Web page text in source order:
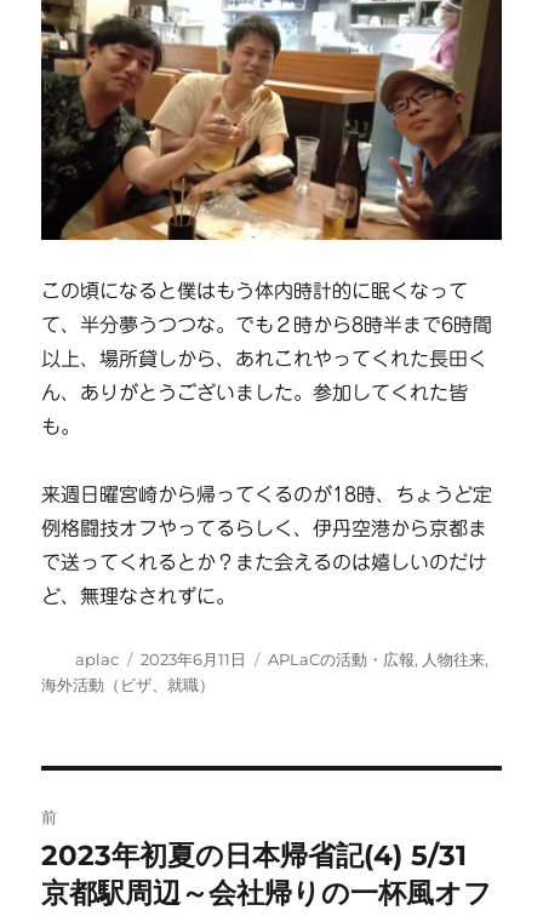
この頃になると僕はもう体内時計的に眠くなって
て、半分夢うつつな。でも２時から8時半まで6時間
以上、場所貸しから、あれこれやってくれた長田く
ん、ありがとうございました。参加してくれた皆
も。
来週日曜宮崎から帰ってくるのが18時、ちょうど定
例格闘技オフやってるらしく、伊丹空港から京都ま
で送ってくれるとか？また会えるのは嬉しいのだけ
ど、無理なされずに。
投
稿
aplac
投
稿
2023年6月11日
カ
APLaCの活動・広報, 人物往来,
海外活動（ビザ、就職）
稿
ナ
前
前
の
2023年初夏の日本帰省記(4) 5/31
京都駅周辺～会社帰りの一杯風オフ